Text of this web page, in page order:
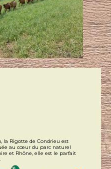
la Rigotte de Condrieu est
au cœur du parc naturel
et Rhône, elle est le parfait